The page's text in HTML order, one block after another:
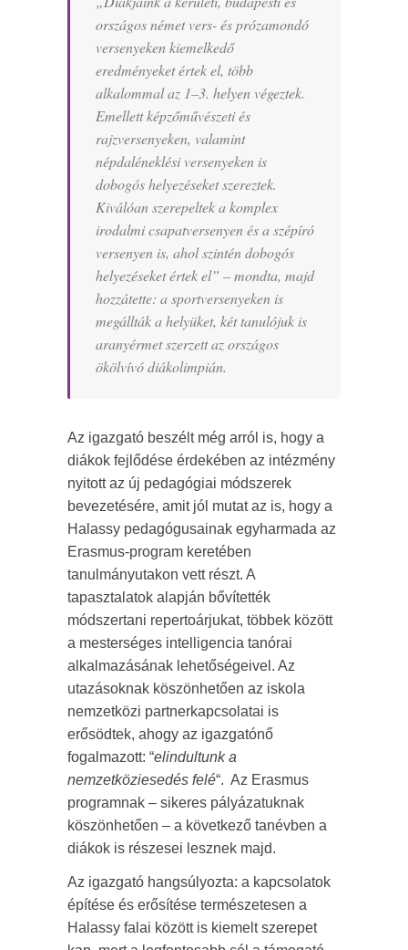
országos német vers- és prózamondó
versenyeken kiemelkedő
eredményeket értek el, több
alkalommal az 1–3. helyen végeztek.
Emellett képzőművészeti és
rajzversenyeken, valamint
népdaléneklési versenyeken is
dobogós helyezéseket szereztek.
Kiválóan szerepeltek a komplex
irodalmi csapatversenyen és a szépíró
versenyen is, ahol szintén dobogós
helyezéseket értek el” – mondta, majd
hozzátette: a sportversenyeken is
megállták a helyüket, kéttanulójuk is
aranyérmet szerzett az országos
ökölvívó diákolimpián.
Az igazgató beszélt még arról is, hogy a
diákok fejlődése érdekében az intézmény
nyitott az új pedagógiai módszerek
bevezetésére, amit jól mutat az is, hogy a
Halassy pedagógusainak egyharmada az
Erasmus-program keretében
tanulmányutakon vett részt. A
tapasztalatok alapján bővítették
módszertani repertoárjukat, többek között
a mesterséges intelligencia tanórai
alkalmazásának lehetőségeivel. Az
utazásoknak köszönhetően az iskola
nemzetközi partnerkapcsolatai is
erősödtek, ahogy az igazgatónő
fogalmazott: “elindultunk a
nemzetköziesedés felé“. Az Erasmus
programnak – sikeres pályázatuknak
köszönhetően – a következő tanévben a
diákok is részesei lesznek majd.
Az igazgató hangsúlyozta: a kapcsolatok
építése és erősítése természetesen a
Halassy falai között is kiemelt szerepet